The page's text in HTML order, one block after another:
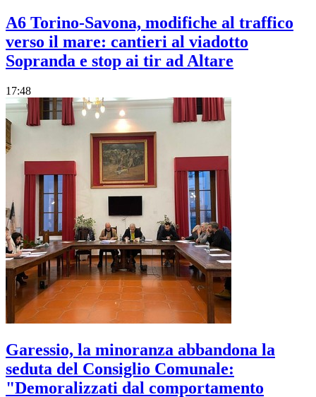
A6 Torino-Savona, modifiche al traffico
verso il mare: cantieri al viadotto
Sopranda e stop ai tir ad Altare
17:48
Garessio, la minoranza abbandona la
seduta del Consiglio Comunale:
"Demoralizzati dal comportamento